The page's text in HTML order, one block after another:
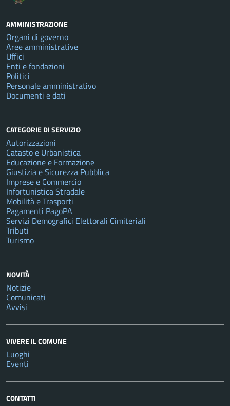
AMMINISTRAZIONE
Organi di governo
Aree amministrative
Uffici
Enti e fondazioni
Politici
Personale amministrativo
Documenti e dati
CATEGORIE DI SERVIZIO
Autorizzazioni
Catasto e Urbanistica
Educazione e Formazione
Giustizia e Sicurezza Pubblica
Imprese e Commercio
Infortunistica Stradale
Mobilità e Trasporti
Pagamenti PagoPA
Servizi Demografici Elettorali Cimiteriali
Tributi
Turismo
NOVITÀ
Notizie
Comunicati
Avvisi
VIVERE IL COMUNE
Luoghi
Eventi
CONTATTI